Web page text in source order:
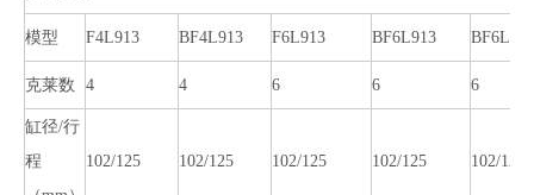
模型 F4L913 BF4L913 F6L913 BF6L913
克莱数 4 4 6 6 6
缸径/行
程
102/125 102/125 102/125 102/125 102/125